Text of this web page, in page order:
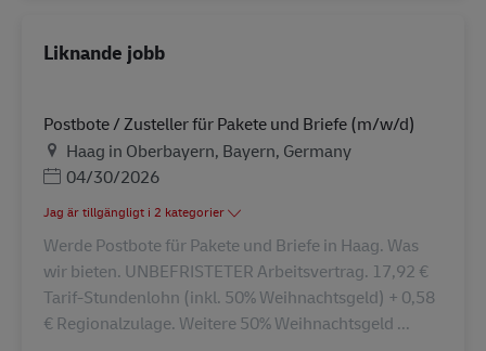
Liknande jobb
Postbote / Zusteller für Pakete und Briefe (m/w/d)
PlatsHaag in Oberbayern, Bayern, Germany
Posted Date
04/30/2026
Jag är tillgängligt i 2 kategorier
Werde Postbote für Pakete und Briefe in Haag. Was
wir bieten. UNBEFRISTETER Arbeitsvertrag. 17,92 €
Tarif-Stundenlohn (inkl. 50% Weihnachtsgeld) + 0,58
€ Regionalzulage. Weitere 50% Weihnachtsgeld ...